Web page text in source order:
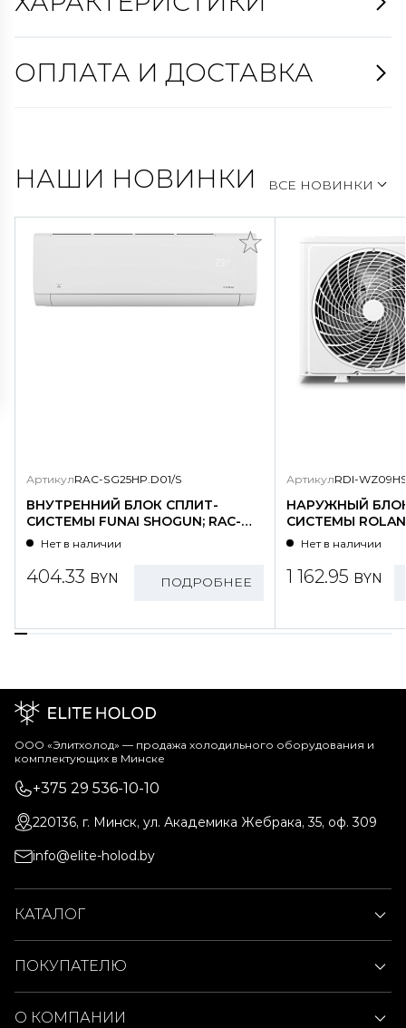
ОПЛАТА И ДОСТАВКА
НАШИ НОВИНКИ ВСЕ НОВИНКИ
АртикулRAC-SG25HP.D01/S
ВНУТРЕННИЙ БЛОК СПЛИТ-
СИСТЕМЫ FUNAI SHOGUN; RAC-
SG25HP.D01/S
Нет в наличии
404.33 BYN ПОДРОБНЕЕ
АртикулRDI-
НАРУЖНЫЙ
СИСТЕМЫ
WZ09HSS/N1-
Нет в наличии
1 162.95 BYN
ООО «Элитхолод» ― продажа холодильного оборудования и
комплектующих в Минске
+375 29 536-10-10
220136, г. Минск, ул. Академика Жебрака, 35, оф. 309
info@elite-holod.by
КАТАЛОГ
ПОКУПАТЕЛЮ
О КОМПАНИИ